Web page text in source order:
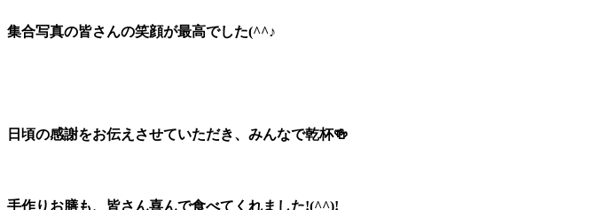
集合写真の皆さんの笑顔が最高でした(^^♪
日頃の感謝をお伝えさせていただき、みんなで乾杯🍻
手作りお膳も、皆さん喜んで食べてくれました!(^^)!